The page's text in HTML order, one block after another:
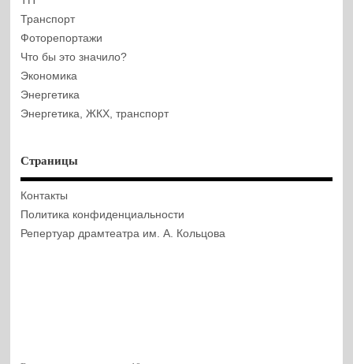
Транспорт
Фоторепортажи
Что бы это значило?
Экономика
Энергетика
Энергетика, ЖКХ, транспорт
Страницы
Контакты
Политика конфиденциальности
Репертуар драмтеатра им. А. Кольцова